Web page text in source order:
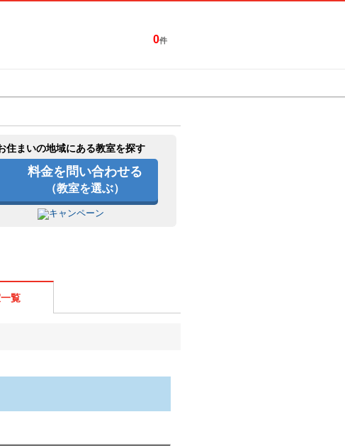
0件
住まいの地域にある教室を探す
料金を問い合わせる
（教室を選ぶ）
覧